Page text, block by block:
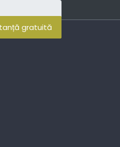
gratuită